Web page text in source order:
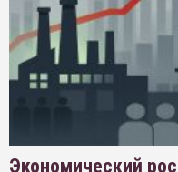
Экономический